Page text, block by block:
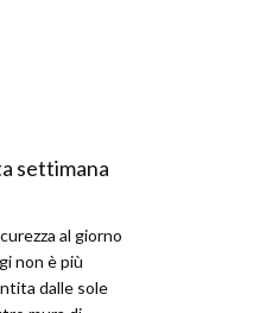
settimana
al giorno
non è più
dalle sole